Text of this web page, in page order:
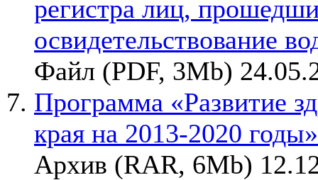
регистра лиц,
освидетельствование
Файл (PDF, 3Mb)
Программа «Развитие
края на 2013-2020 годы»
Архив (RAR, 6Mb)